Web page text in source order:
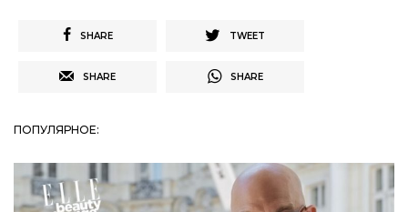
SHARE TWEET
SHARE SHARE
ПОПУЛЯРНОЕ: